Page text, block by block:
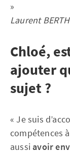
»
Laurent
Chloé,
ajouter
sujet ?
« Je suis
compétences
aussi avoir